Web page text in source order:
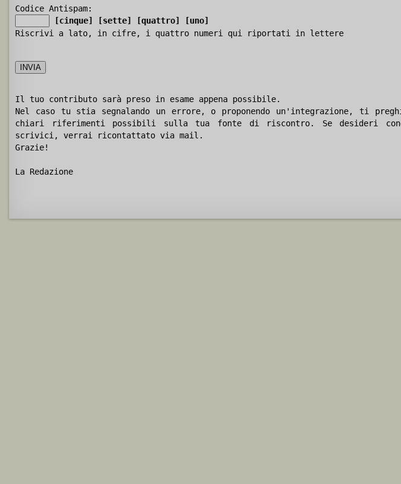
Codice Antispam:
[cinque]
[sette] [quattro]
[uno]
Riscrivi a lato, in cifre, i quattro numeri qui riportati in lettere
Il tuo contributo sarà preso in esame appena possibile.
Nel caso tu stia segnalando un errore, o proponendo un'integrazione, ti
chiari riferimenti possibili sulla tua fonte di riscontro. Se desideri
scrivici, verrai ricontattato via mail.
Grazie!
La Redazione